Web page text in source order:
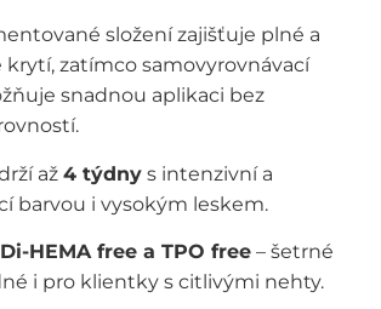
složení zajišťuje plné a
zatímco samovyrovnávací
snadnou aplikaci bez
až 4 týdny s intenzivní a
barvou i vysokým leskem.
HEMA free a TPO free – šetrné
i pro klientky s citlivými nehty.